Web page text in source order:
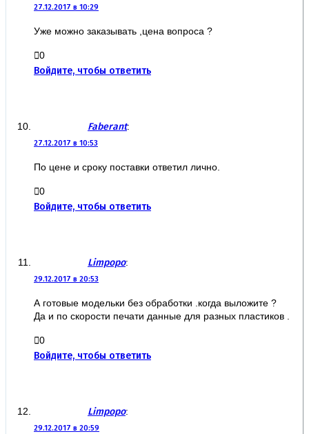
27.12.2017 в 10:29
Уже можно заказывать ,цена вопроса ?
0
Войдите, чтобы ответить
Faberant:
27.12.2017 в 10:53
По цене и сроку поставки ответил лично.
0
Войдите, чтобы ответить
Limpopo:
29.12.2017 в 20:53
А готовые модельки без обработки .когда выложите ?
Да и по скорости печати данные для разных пластиков .
0
Войдите, чтобы ответить
Limpopo:
29.12.2017 в 20:59